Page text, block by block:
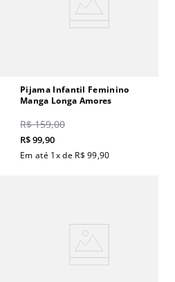
Pijama Infantil Feminino
Manga Longa Amores
R$ 159,00
R$99,90
Em até 1x de R$ 99,90